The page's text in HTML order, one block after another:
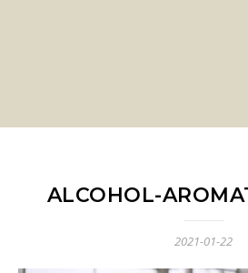
ALCOHOL-
2021-01-22